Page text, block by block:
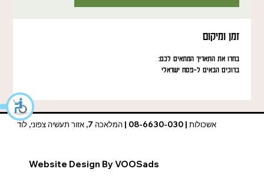
זמן ומיקום
בחרו את התאריך המתאים לכם:
ברוכים הבאים ל-פסח ישראלי
אשכולות | 08-6630-030 | המלאכה 7, אזור תעשיה צפוני, לוד
Website Design By VOOSads